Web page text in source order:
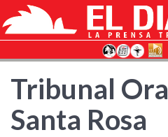
Tribunal
Santa Rosa